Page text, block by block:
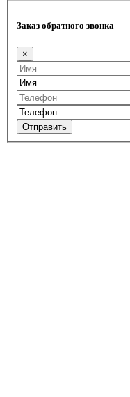
Заказ обратного звонка
×
Отправить